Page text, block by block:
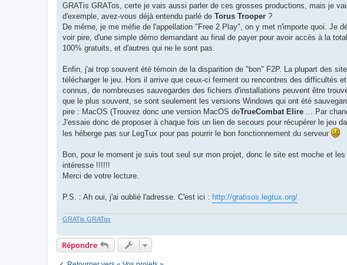
GRATis GRATos, certe je vais aussi parler de ces grosses productions, mais je
d'exemple, avez-vous déjà entendu parlé de Torus Trooper ?
De même, je me méfie de l'appellation "Free 2 Play", on y met n'importe quoi. Je
voir pire, d'une simple démo demandant au final de payer pour avoir accès à la
100% gratuits, et d'autres qui ne le sont pas.
Enfin, j'ai trop souvent été témoin de la disparition de "bon" F2P. La plupart des
télécharger le jeu. Hors il arrive que ceux-ci ferment ou rencontres des difficultés
connus, de nombreuses sauvegardes des fichiers d'installations peuvent être
que le plus souvent, se sont seulement les versions Windows qui ont été
pire : MacOS (Trouvez donc une version MacOS deTrueCombat Elire ... Par
J'essaie donc de proposer à chaque fois un lien de secours pour récupérer le jeu
les héberge pas sur LegTux pour pas pourrir le bon fonctionnement du serveur
Bon, pour le moment je suis tout seul sur mon projet, donc le site est moche et
intéresse !!!!!!
Merci de votre lecture.
P.S. : Ah oui, j'ai oublié l'adresse. C'est ici : http://gratisos.legtux.org/
GRATis GRATos
Répondre